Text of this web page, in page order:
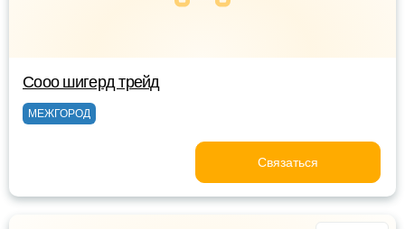
Сооо шигерд трейд
МЕЖГОРОД
Связаться